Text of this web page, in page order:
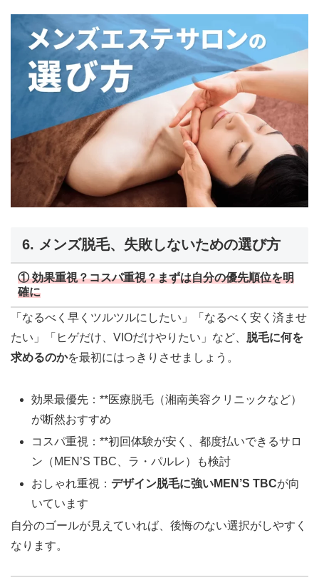
6. メンズ脱毛、失敗しないための選び方
① 効果重視？コスパ重視？まずは自分の優先順位を明
確に
「なるべく早くツルツルにしたい」「なるべく安く済ませ
たい」「ヒゲだけ、VIOだけやりたい」など、 脱毛に何を
求めるのかを最初にはっきりさせましょう。
効果最優先：**医療脱毛（湘南美容クリニックなど）
が断然おすすめ
コスパ重視：**初回体験が安く、都度払いできるサロ
ン（MEN’S TBC、ラ・パルレ）も検討
おしゃれ重視： デザイン脱毛に強いMEN’S TBCが向
いています
自分のゴールが見えていれば、後悔のない選択がしやすく
なります。